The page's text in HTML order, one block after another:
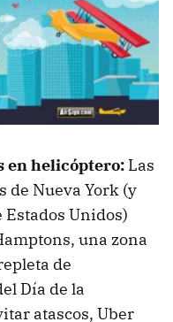
en helicóptero: Las
de Nueva York (y
Unidos)
una zona
de
Día de la
atascos, Uber